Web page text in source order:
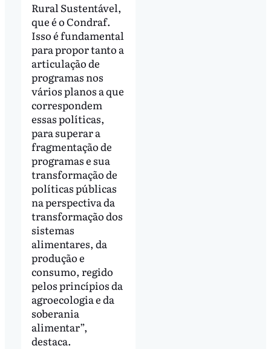
Rural Sustentável,
que é o Condraf.
Isso é fundamental
para propor tanto a
articulação de
programas nos
vários planos a que
correspondem
essas políticas,
para superar a
fragmentação de
programas e sua
transformação de
políticas públicas
na perspectiva da
transformação dos
sistemas
alimentares, da
produção e
consumo, regido
pelos princípios da
agroecologia e da
soberania
alimentar”,
destaca.